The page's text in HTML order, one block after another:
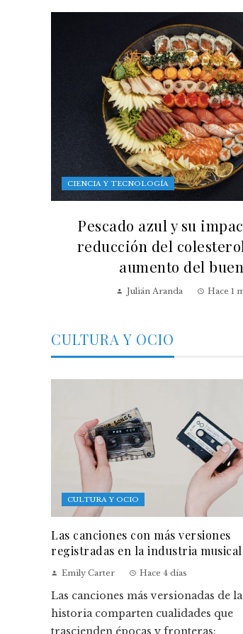
CIENCIA Y TECNOLOGÍA
Pescado azul y su
reducción del
aumento del
Julián Aranda Hace 1
CULTURA Y OCIO
CULTURA Y OCIO
Las canciones con más versiones
registradas en la industria musical
Emily Carter Hace 4 días
Las canciones más versionadas de la
historia comparten cualidades que
trascienden épocas y fronteras: